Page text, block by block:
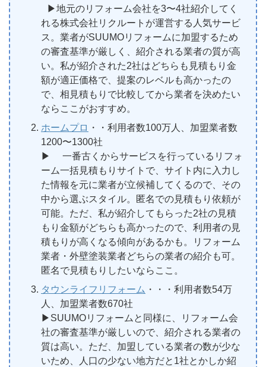
▶︎地元のリフォーム会社を3〜4社紹介してく
れる株式会社リクルートが運営する人気サービ
ス。業者がSUUMOリフォームに加盟するため
の審査基準が厳しく、紹介される業者の質が高
い。私が紹介された2社はどちらも見積もり金
額が適正価格で、提案のレベルも高かったの
で、相見積もりで比較してから業者を決めたい
ならここがおすすめ。
ホームプロ ・・利用者数100万人、加盟業者数
1200〜1300社
▶︎ 一番古くからサービスを行っているリフォ
ーム一括見積もりサイトで、サイト内に入力し
た情報を元に業者が立候補してくるので、その
中から選ぶスタイル。匿名での見積もり依頼が
可能。ただ、私が紹介してもらった2社の見積
もり金額がどちらも高かったので、利用者の見
積もりが高くなる傾向があるかも。リフォーム
業者・外壁塗装業者どちらの業者の紹介も可。
匿名で見積もりしたいならここ。
タウンライフリフォーム ・・・利用者数54万
人、加盟業者数670社
▶︎SUUMOリフォームと同様に、リフォーム会
社の審査基準が厳しいので、紹介される業者の
質は高い。ただ、加盟している業者の数が少な
いため、人口の少ない地方だと1社とかしか紹